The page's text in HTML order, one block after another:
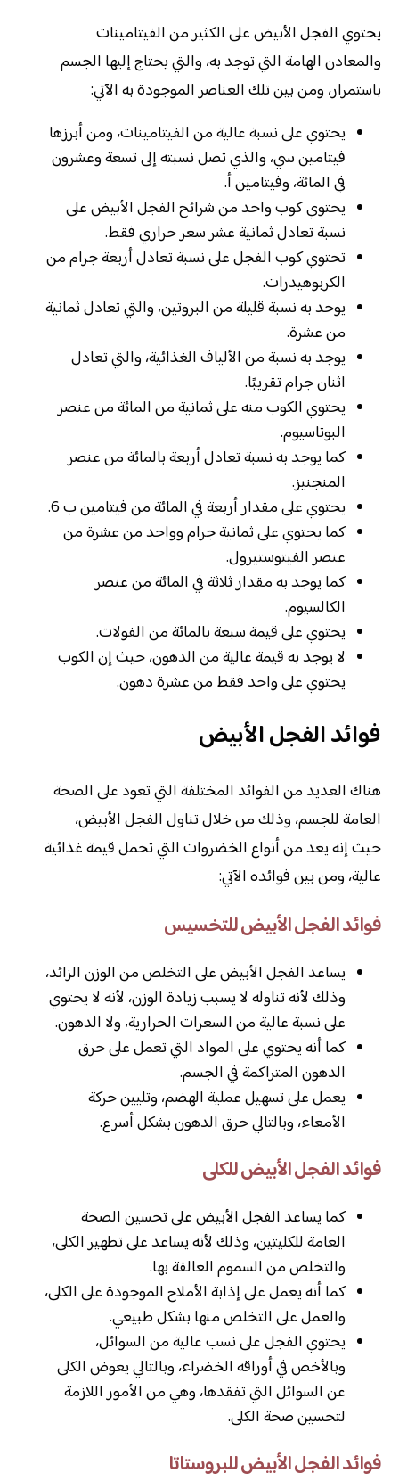
يحتوي الفجل الأبيض على الكثير من الفيتامينات
والمعادن الهامة التي توجد به، والتي يحتاج إليها الجسم
باستمرار، ومن بين تلك العناصر الموجودة به الآتي:
يحتوي على نسبة عالية من الفيتامينات، ومن أبرزها
فيتامين سي، والذي تصل نسبته إلى تسعة وعشرون
في المائة، وفيتامين أ.
يحتوي كوب واحد من شرائح الفجل الأبيض على
نسبة تعادل ثمانية عشر سعر حراري فقط.
تحتوي كوب الفجل على نسبة تعادل أربعة جرام من
الكربوهيدرات.
يوحد به نسبة قليلة من البروتين، والتي تعادل ثمانية
من عشرة.
يوجد به نسبة من الألياف الغذائية، والتي تعادل
اثنان جرام تقريبًا.
يحتوي الكوب منه على ثمانية من المائة من عنصر
البوتاسيوم.
كما يوجد به نسبة تعادل أربعة بالمائة من عنصر
المنجنيز.
يحتوي على مقدار أربعة في المائة من فيتامين ب 6.
كما يحتوي على ثمانية جرام وواحد من عشرة من
عنصر الفيتوستيرول.
كما يوجد به مقدار ثلاثة في المائة من عنصر
الكالسيوم.
يحتوي على قيمة سبعة بالمائة من الفولات.
لا يوجد به قيمة عالية من الدهون، حيث إن الكوب
يحتوي على واحد فقط من عشرة دهون.
فوائد الفجل الأبيض
هناك العديد من الفوائد المختلفة التي تعود على الصحة
العامة للجسم، وذلك من خلال تناول الفجل الأبيض،
حيث إنه يعد من أنواع الخضروات التي تحمل قيمة غذائية
عالية، ومن بين فوائده الآتي:
فوائد الفجل الأبيض للتخسيس
يساعد الفجل الأبيض على التخلص من الوزن الزائد،
وذلك لأنه تناوله لا يسبب زيادة الوزن، لأنه لا يحتوي
على نسبة عالية من السعرات الحرارية، ولا الدهون.
كما أنه يحتوي على المواد التي تعمل على حرق
الدهون المتراكمة في الجسم.
يعمل على تسهيل عملية الهضم، وتليين حركة
الأمعاء، وبالتالي حرق الدهون بشكل أسرع.
فوائد الفجل الأبيض للكلى
كما يساعد الفجل الأبيض على تحسين الصحة
العامة للكليتين، وذلك لأنه يساعد على تطهير الكلى،
والتخلص من السموم العالقة بها.
كما أنه يعمل على إذابة الأملاح الموجودة على الكلى،
والعمل على التخلص منها بشكل طبيعي.
يحتوي الفجل على نسب عالية من السوائل،
وبالأخص في أوراقه الخضراء، وبالتالي يعوض الكلى
عن السوائل التي تفقدها، وهي من الأمور اللازمة
لتحسين صحة الكلى.
فوائد الفجل الأبيض للبروستاتا